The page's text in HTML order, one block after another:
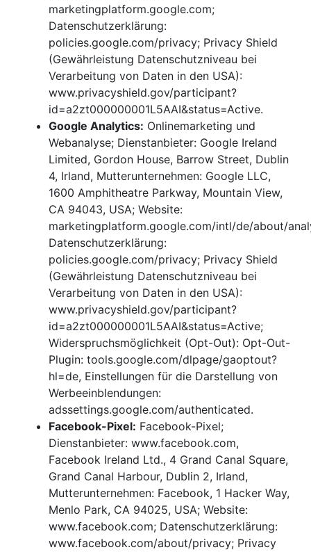
marketingplatform.google.com;
Datenschutzerklärung:
policies.google.com/privacy; Privacy Shield
(Gewährleistung Datenschutzniveau bei
Verarbeitung von Daten in den USA):
www.privacyshield.gov/participant?
id=a2zt000000001L5AAI&status=Active.
Google Analytics:
Webanalyse; Dienstanbieter: Google Ireland
Limited, Gordon House, Barrow Street, Dublin
4, Irland, Mutterunternehmen: Google LLC,
1600 Amphitheatre Parkway, Mountain View,
CA 94043, USA; Website:
marketingplatform.google.com/intl/de/about/
Datenschutzerklärung:
policies.google.com/privacy; Privacy Shield
(Gewährleistung Datenschutzniveau bei
Verarbeitung von Daten in den USA):
www.privacyshield.gov/participant?
id=a2zt000000001L5AAI&status=Active;
Widerspruchsmöglichkeit (Opt-Out): Opt-Out-
Plugin: tools.google.com/dlpage/gaoptout?
hl=de, Einstellungen für die Darstellung von
Werbeeinblendungen:
adssettings.google.com/authenticated.
Facebook-Pixel: Facebook-Pixel;
Dienstanbieter: www.facebook.com,
Facebook Ireland Ltd., 4 Grand Canal Square,
Grand Canal Harbour, Dublin 2, Irland,
Mutterunternehmen: Facebook, 1 Hacker Way,
Menlo Park, CA 94025, USA; Website:
www.facebook.com; Datenschutzerklärung:
www.facebook.com/about/privacy; Privacy